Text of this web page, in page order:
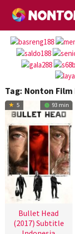
Tag: Nonton
5 93 min
Bullet Head
(2017) Subtitle